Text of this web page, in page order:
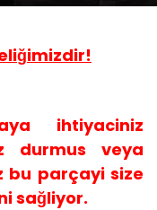
ğimizdir!
ihtiyaciniz
durmus veya
bu parçayi size
sağliyor.